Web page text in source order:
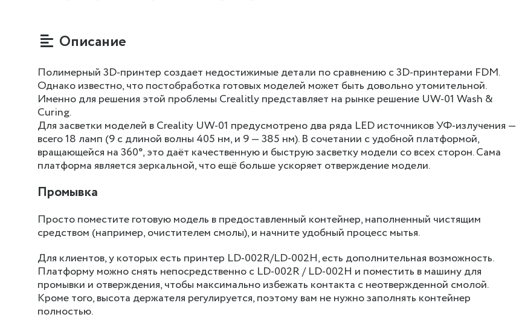
Описание
Полимерный 3D-принтер создает недостижимые детали по сравнению с 3D-принтерами FDM.
Однако известно, что постобработка готовых моделей может быть довольно утомительной.
Именно для решения этой проблемы Crealitly представляет на рынке решение UW-01 Wash &
Curing.
Для засветки моделей в Creality UW-01 предусмотрено два ряда LED источников УФ-излучения —
всего 18 ламп (9 с длиной волны 405 нм, и 9 — 385 нм). В сочетании с удобной платформой,
вращающейся на 360°, это даёт качественную и быструю засветку модели со всех сторон. Сама
платформа является зеркальной, что ещё больше ускоряет отверждение модели.
Промывка
Просто поместите готовую модель в предоставленный контейнер, наполненный чистящим
средством (например, очистителем смолы), и начните удобный процесс мытья.
Для клиентов, у которых есть принтер LD-002R/LD-002H, есть дополнительная возможность.
Платформу можно снять непосредственно с LD-002R / LD-002H и поместить в машину для
промывки и отверждения, чтобы максимально избежать контакта с неотвержденной смолой.
Кроме того, высота держателя регулируется, поэтому вам не нужно заполнять контейнер
полностью.